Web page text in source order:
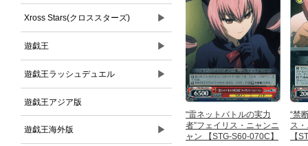
Xross Stars(クロススターズ) ▶
遊戯王 ▶
遊戯王ラッシュデュエル ▶
遊戯王アジア版
遊戯王海外版 ▶
“雷ネットバトルの実力
者”フェイリス・ニャンニ
ャン 【STG-S60-070C】
“禁
ス
【